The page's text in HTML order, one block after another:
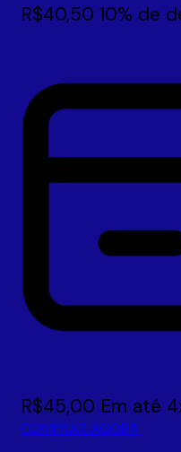
R$40,50 10% de
R$45,00 Em até 4
COMPRAR AGORA